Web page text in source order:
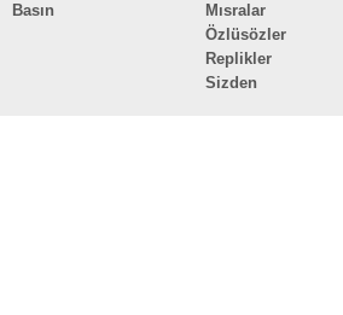
Basın
Mısralar
Özlüsözler
Replikler
Sizden